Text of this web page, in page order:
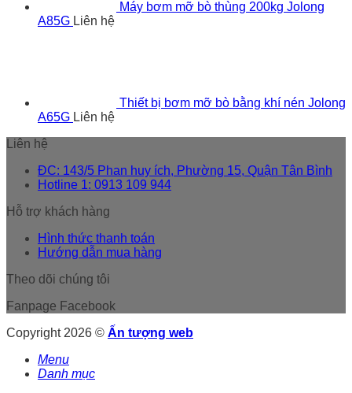
Máy bơm mỡ bò thùng 200kg Jolong
A85G Liên hệ
Thiết bị bơm mỡ bò bằng khí nén Jolong
A65G Liên hệ
Liên hệ
ĐC: 143/5 Phan huy ích, Phường 15, Quận Tân Bình
Hotline 1: 0913 109 944
Hỗ trợ khách hàng
Hình thức thanh toán
Hướng dẫn mua hàng
Theo dõi chúng tôi
Fanpage Facebook
Copyright 2026 © Ấn tượng web
Menu
Danh mục